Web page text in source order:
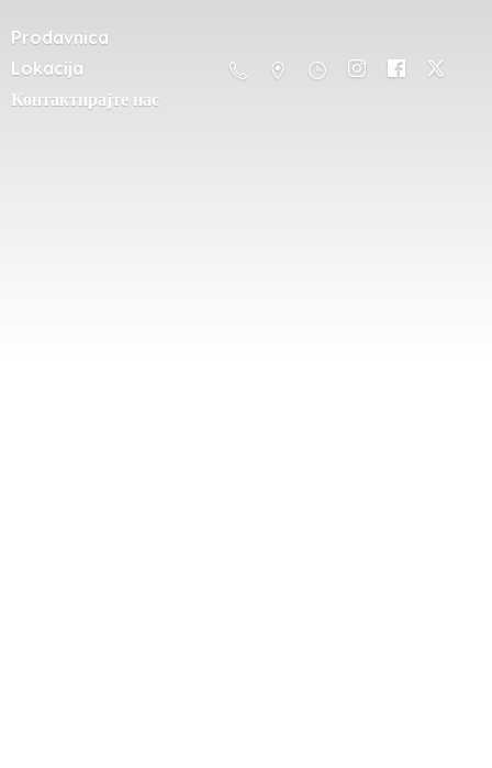
Prodavnica
Lokacija
Контактирајте нас